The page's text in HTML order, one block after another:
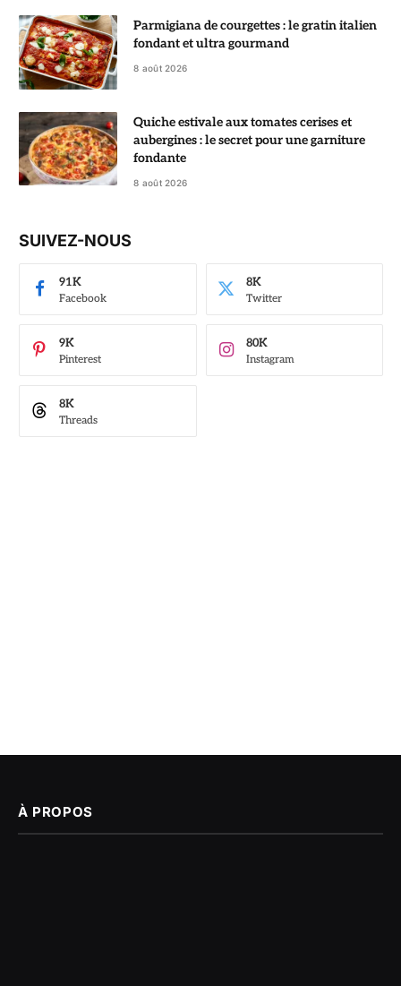
Parmigiana de courgettes : le gratin italien
fondant et ultra gourmand
8 août 2026
Quiche estivale aux tomates cerises et
aubergines : le secret pour une garniture
fondante
8 août 2026
SUIVEZ-NOUS
Facebook
91K
Twitter
8K
Pinterest
9K
Instagram
80K
Threads
8K
À PROPOS